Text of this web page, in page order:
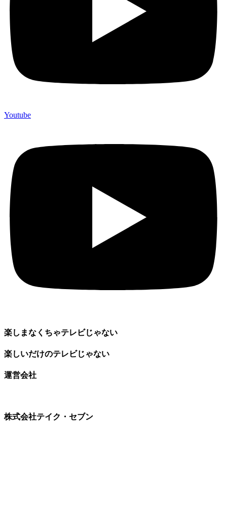
Youtube
楽しまなくちゃテレビじゃない
楽しいだけのテレビじゃない
運営会社
株式会社テイク・セブン